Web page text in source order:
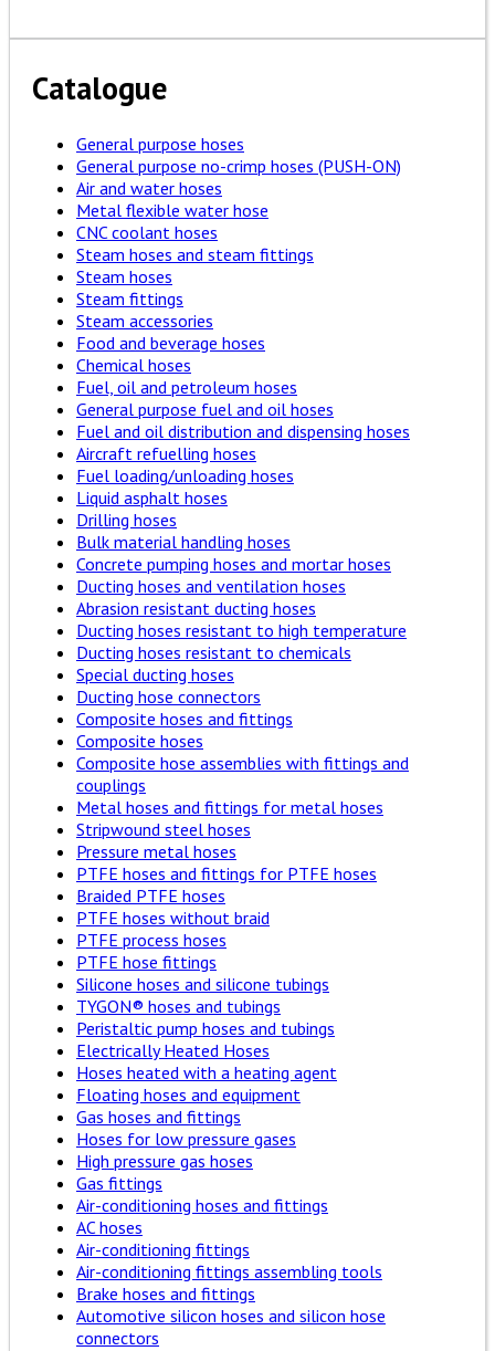
Catalogue
General purpose hoses
General purpose no-crimp hoses (PUSH-ON)
Air and water hoses
Metal flexible water hose
CNC coolant hoses
Steam hoses and steam fittings
Steam hoses
Steam fittings
Steam accessories
Food and beverage hoses
Chemical hoses
Fuel, oil and petroleum hoses
General purpose fuel and oil hoses
Fuel and oil distribution and dispensing hoses
Aircraft refuelling hoses
Fuel loading/unloading hoses
Liquid asphalt hoses
Drilling hoses
Bulk material handling hoses
Concrete pumping hoses and mortar hoses
Ducting hoses and ventilation hoses
Abrasion resistant ducting hoses
Ducting hoses resistant to high temperature
Ducting hoses resistant to chemicals
Special ducting hoses
Ducting hose connectors
Composite hoses and fittings
Composite hoses
Composite hose assemblies with fittings and
couplings
Metal hoses and fittings for metal hoses
Stripwound steel hoses
Pressure metal hoses
PTFE hoses and fittings for PTFE hoses
Braided PTFE hoses
PTFE hoses without braid
PTFE process hoses
PTFE hose fittings
Silicone hoses and silicone tubings
TYGON® hoses and tubings
Peristaltic pump hoses and tubings
Electrically Heated Hoses
Hoses heated with a heating agent
Floating hoses and equipment
Gas hoses and fittings
Hoses for low pressure gases
High pressure gas hoses
Gas fittings
Air-conditioning hoses and fittings
AC hoses
Air-conditioning fittings
Air-conditioning fittings assembling tools
Brake hoses and fittings
Automotive silicon hoses and silicon hose
connectors